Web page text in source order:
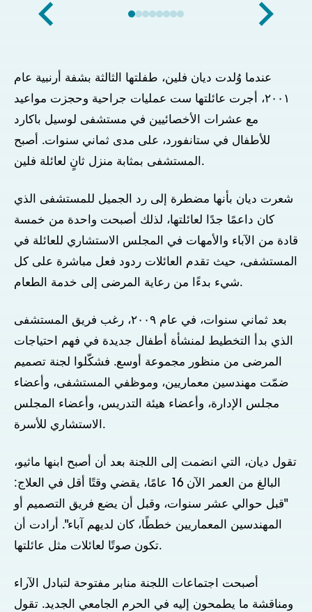
عندما وُلدت ديان فلين، طفلتها الثالثة بشفة أرنبية عام
٢٠٠١، أجرت عائلتها ست عمليات جراحية وحجزت مواعيد
مع عشرات الأخصائيين في مستشفى لوسيل باكارد
للأطفال في ستانفورد، على مدى ثماني سنوات. أصبح
المستشفى بمثابة منزل ثانٍ لعائلة فلين.
شعرت ديان بأنها مضطرة إلى رد الجميل للمستشفى الذي
كان داعمًا جدًا لعائلتها، لذلك أصبحت واحدة من خمسة
قادة من الآباء والأمهات في المجلس الاستشاري للعائلة في
المستشفى، حيث تقدم العائلات ردود فعل مباشرة على كل
شيء بدءًا من رعاية المرضى إلى خدمة الطعام.
بعد ثماني سنوات، في عام ٢٠٠٩، رغب فريق المستشفى
الذي بدأ التخطيط لمنشأة أطفال جديدة في فهم احتياجات
المرضى من منظور مجموعة أوسع. فشكّلوا لجنة تصميم
ضمّت مهندسين معماريين، وموظفي المستشفى، وأعضاء
مجلس الإدارة، وأعضاء هيئة التدريس، وأعضاء المجلس
الاستشاري للأسرة.
تقول ديان، التي انضمت إلى اللجنة بعد أن أصبح ابنها ماثيو،
البالغ من العمر الآن 16 عامًا، يقضي وقتًا أقل في العلاج:
"قبل حوالي عشر سنوات، وقبل أن يضع فريق التصميم أو
المهندسين المعماريين خططًا، كان لديهم آباء". أرادت أن
تكون صوتًا لعائلات مثل عائلتها.
أصبحت اجتماعات اللجنة منابر مفتوحة لتبادل الآراء
ومناقشة ما يطمحون إليه في الحرم الجامعي الجديد. تقول